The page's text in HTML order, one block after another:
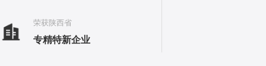
荣获陕西省
专精特新企业